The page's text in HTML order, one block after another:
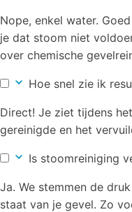
Nope, enkel water.
je dat stoom niet
over chemische
Hoe snel zie ik
Direct! Je ziet tijdens
gereinigde en het
Is stoomreiniging
Ja. We stemmen de
staat van je gevel. Zo